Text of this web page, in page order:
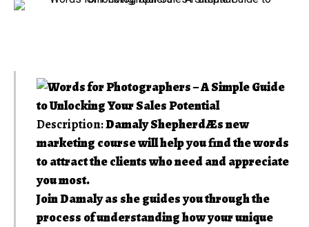
Description:Damaly ShepherdÆs new
marketing course will help you find the words
to attract the clients who need and appreciate
you most.
Join Damaly as she guides you through the
process of understanding how your unique